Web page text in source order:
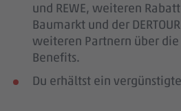
und REWE, weiteren
Baumarkt und der
weiteren Partnern über
Benefits.
Du erhältst ein